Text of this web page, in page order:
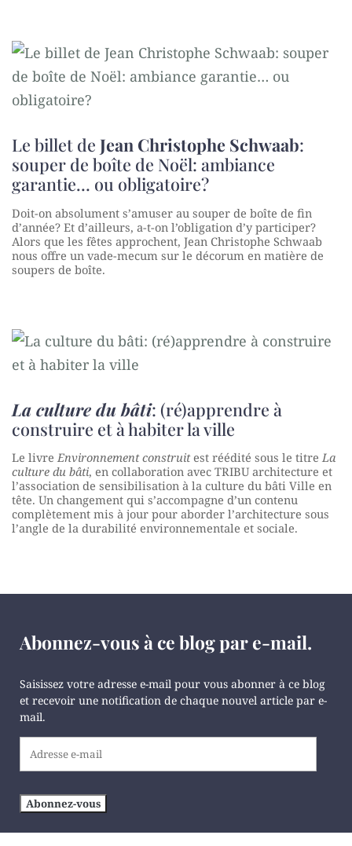
Le billet de Jean Christophe Schwaab:
souper de boîte de Noël: ambiance
garantie… ou obligatoire?
Doit-on absolument s’amuser au souper de boîte de fin
d’année? Et d’ailleurs, a-t-on l’obligation d’y participer?
Alors que les fêtes approchent, Jean Christophe Schwaab
nous offre un vade-mecum sur le décorum en matière de
soupers de boîte.
La culture du bâti: (ré)apprendre à
construire et à habiter la ville
Le livreEnvironnement construitest réédité sous le titre La
culture du bâti, en collaboration avec TRIBU architecture et
l’association de sensibilisation à la culture du bâti Ville en
tête. Un changement qui s’accompagne d’un contenu
complètement mis à jour pour aborder l’architecture sous
l’angle de la durabilité environnementale et sociale.
Abonnez-vous à ce blog par e-mail.
Saisissez votre adresse e-mail pour vous abonner à ce blog
et recevoir une notification de chaque nouvel article par e-
mail.
Abonnez-vous